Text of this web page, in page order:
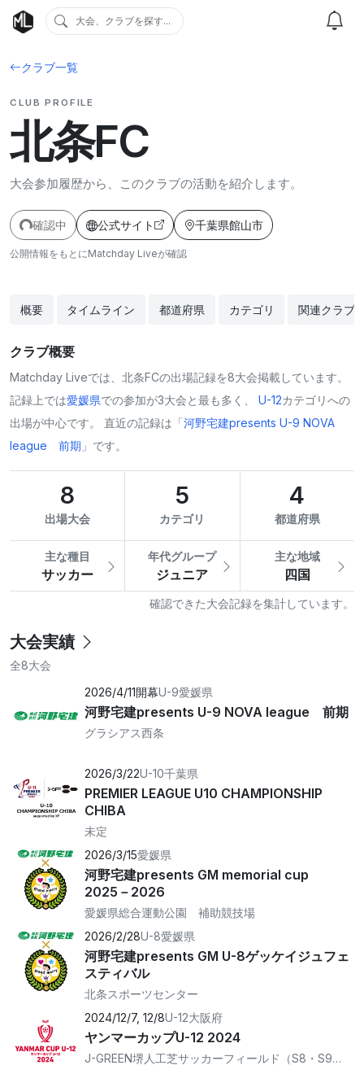
大会、クラブを探す...
クラブ一覧
CLUB PROFILE
北条FC
大会参加履歴から、このクラブの活動を紹介します。
確認中 公式サイト 千葉県館山市
公開情報をもとにMatchday Liveが確認
概要 タイムライン 都道府県 カテゴリ 関連クラブ
クラブ概要
Matchday Liveでは、北条FCの出場記録を8大会掲載しています。
記録上では愛媛県での参加が3大会と最も多く、 U-12カテゴリへの
出場が中心です。 直近の記録は「河野宅建presents U-9 NOVA
league 前期 」です。
8
出場大会
5
カテゴリ
4
都道府県
主な種目
サッカー
年代グループ
ジュニア
主な地域
四国
確認できた大会記録を集計しています。
大会実績
全8大会
2026/4/11開幕U-9愛媛県
河野宅建presents U-9 NOVA league 前期
グラシアス西条
2026/3/22U-10千葉県
PREMIER LEAGUE U10 CHAMPIONSHIP
CHIBA
未定
2026/3/15愛媛県
河野宅建presents GM memorial cup
2025－2026
愛媛県総合運動公園 補助競技場
2026/2/28U-8愛媛県
河野宅建presents GM U-8ゲッケイジュフェ
スティバル
北条スポーツセンター
2024/12/7, 12/8U-12大阪府
ヤンマーカップU-12 2024
J-GREEN堺人工芝サッカーフィールド（S8・S9・S10）